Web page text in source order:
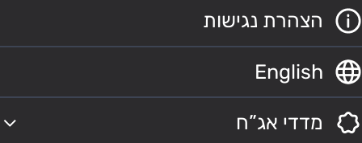
הצהרת נגישות
English
מדדי אג”ח